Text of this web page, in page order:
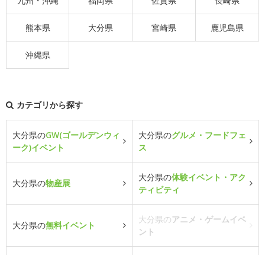
熊本県 大分県 宮崎県 鹿児島県
沖縄県
カテゴリから探す
大分県のGW(ゴールデンウィ
ーク)イベント
大分県のグルメ・フードフェ
ス
大分県の物産展
大分県の体験イベント・アク
ティビティ
大分県の無料イベント
大分県のアニメ・ゲームイベ
ント